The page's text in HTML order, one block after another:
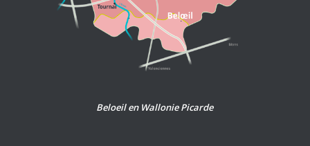
Beloeil en Wallonie Picarde